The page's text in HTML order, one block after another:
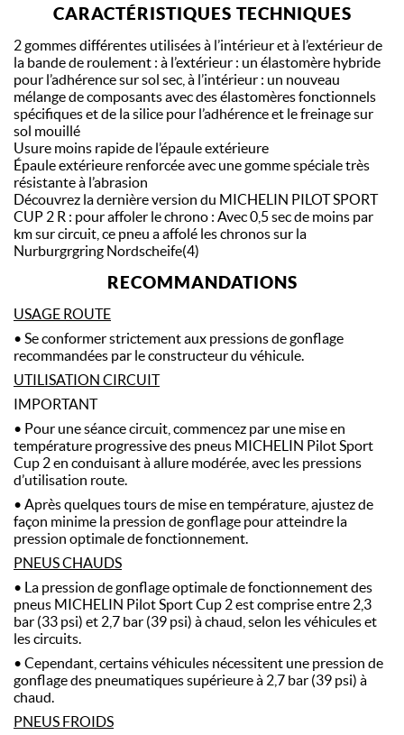
CARACTÉRISTIQUES TECHNIQUES
2 gommes différentes utilisées à l’intérieur et à l’extérieur de
la bande de roulement : à l’extérieur : un élastomère hybride
pour l’adhérence sur sol sec, à l’intérieur : un nouveau
mélange de composants avec des élastomères fonctionnels
spécifiques et de la silice pour l’adhérence et le freinage sur
sol mouillé
Usure moins rapide de l’épaule extérieure
Épaule extérieure renforcée avec une gomme spéciale très
résistante à l’abrasion
Découvrez la dernière version du MICHELIN PILOT SPORT
CUP 2 R : pour affoler le chrono : Avec 0,5 sec de moins par
km sur circuit, ce pneu a affolé les chronos sur la
Nurburgrgring Nordscheife(4)
RECOMMANDATIONS
USAGE ROUTE
• Se conformer strictement aux pressions de gonflage
recommandées par le constructeur du véhicule.
UTILISATION CIRCUIT
IMPORTANT
• Pour une séance circuit, commencez par une mise en
température progressive des pneus MICHELIN Pilot Sport
Cup 2 en conduisant à allure modérée, avec les pressions
d’utilisation route.
• Après quelques tours de mise en température, ajustez de
façon minime la pression de gonflage pour atteindre la
pression optimale de fonctionnement.
PNEUS CHAUDS
• La pression de gonflage optimale de fonctionnement des
pneus MICHELIN Pilot Sport Cup 2 est comprise entre 2,3
bar (33 psi) et 2,7 bar (39 psi) à chaud, selon les véhicules et
les circuits.
• Cependant, certains véhicules nécessitent une pression de
gonflage des pneumatiques supérieure à 2,7 bar (39 psi) à
chaud.
PNEUS FROIDS